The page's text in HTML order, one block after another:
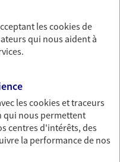
de votre
avec nos solutions
lescookiesde
qui nous aident à
lescookies et traceurs
qui nous permettent
centres d'intérêts, des
la performance de nos